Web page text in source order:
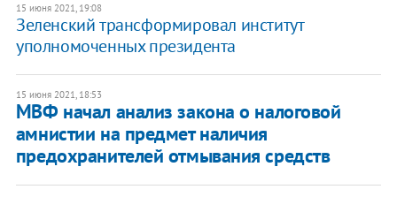
15 июня 2021, 19:08
Зеленский трансформировал институт
уполномоченных президента
15 июня 2021, 18:53
МВФ начал анализ закона о налоговой
амнистии на предмет наличия
предохранителей отмывания средств